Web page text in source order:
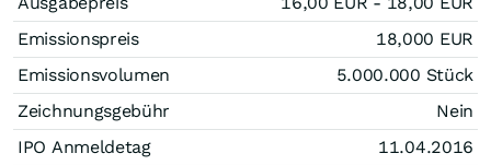
Emissionspreis
18,000 EUR
Emissionsvolumen
5.000.000 Stück
Zeichnungsgebühr
Nein
IPO Anmeldetag
11.04.2016